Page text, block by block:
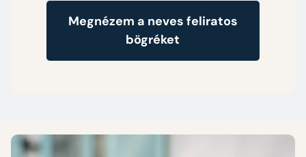
Megnézem a neves feliratos
bögréket